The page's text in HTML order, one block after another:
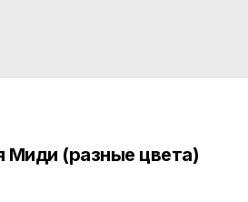
Миди (разные цвета)